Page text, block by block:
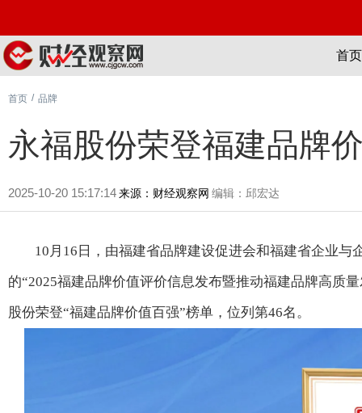
首页
首页 / 品牌
永福股份荣登福建品牌
2025-10-20 15:17:14来源：财经观察网 编辑：邱宏达
10月16日，由福建省品牌建设促进会和福建省企业与
的“2025福建品牌价值评价信息发布暨推动福建品牌高质
股份荣登“福建品牌价值百强”榜单，位列第46名。